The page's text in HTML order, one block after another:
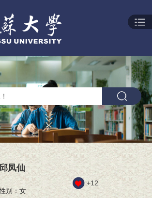
凤仙
别：女
+12